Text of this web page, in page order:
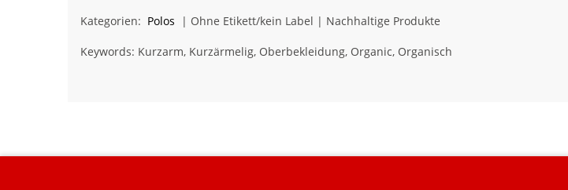
Kategorien: Polos | Ohne Etikett/kein Label | Nachhaltige Produkte
Keywords: Kurzarm, Kurzärmelig, Oberbekleidung, Organic, Organisch